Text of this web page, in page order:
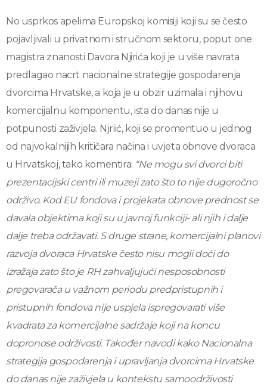
No usprkos apelima Europskoj komisiji koji su se često
pojavljivali u privatnom i stručnom sektoru, poput one
magistra znanosti Davora Njirića koji je u više navrata
predlagao nacrt nacionalne strategije gospodarenja
dvorcima Hrvatske, a koja je u obzir uzimala i njihovu
komercijalnu komponentu, ista do danas nije u
potpunosti zaživjela. Njriić, koji se promentuo u jednog
od najvokalnijih kritičara načina i uvjeta obnove dvoraca
u Hrvatskoj, tako komentira: “Ne mogu svi dvorci biti
prezentacijski centri ili muzeji zato što to nije dugoročno
održivo. Kod EU fondova i projekata obnove prednost se
davala objektima koji su u javnoj funkciji- ali njih i dalje
dalje treba održavati. S druge strane, komercijalni planovi
razvoja dvoraca Hrvatske često nisu mogli doći do
izražaja zato što je RH zahvaljujući nesposobnosti
pregovarača u važnom periodu predpristupnih i
pristupnih fondova nije uspjela ispregovarati više
kvadrata za komercijalne sadržaje koji na koncu
dopronose održivosti. Također navodi kako Nacionalna
strategija gospodarenja i upravljanja dvorcima Hrvatske
do danas nije zaživjela u kontekstu samoodrživosti